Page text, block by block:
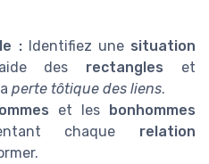
: Identifiez une situation
des rectangles et
perte tôtique des liens.
et les bonhommes
chaque relation